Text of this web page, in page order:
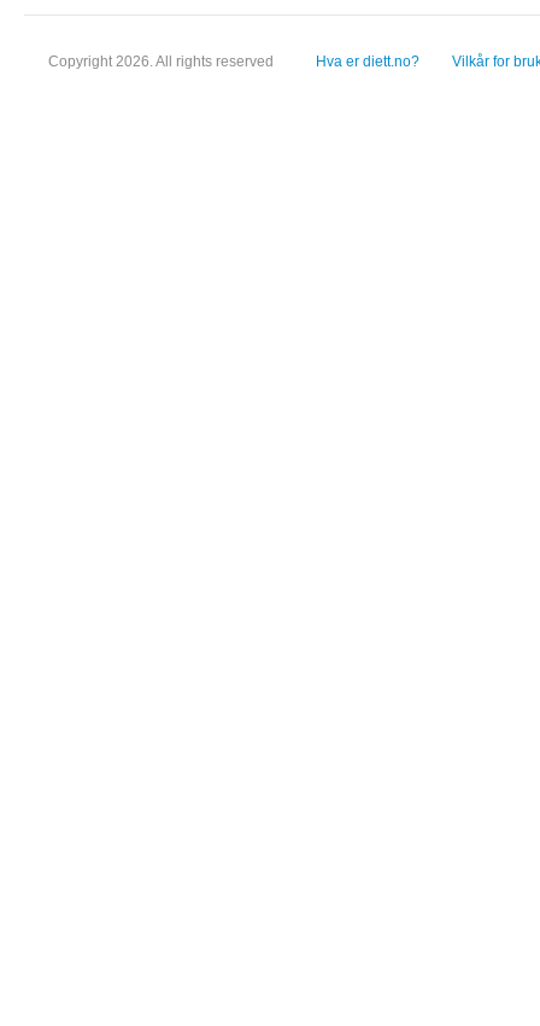
Copyright 2026. All rights reserved Hva er diett.no? Vilkår for